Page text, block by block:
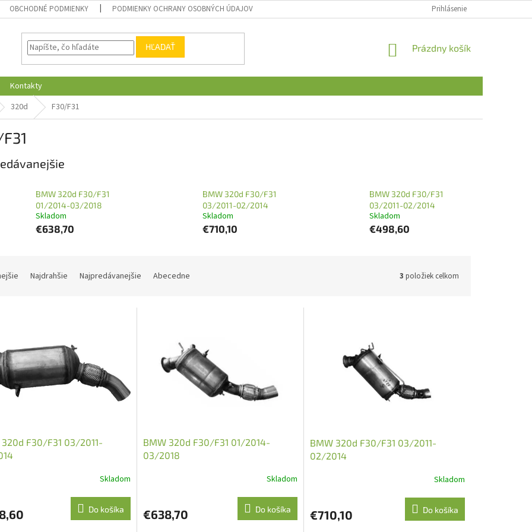
OBCHODNÉ PODMIENKY PODMIENKY OCHRANY OSOBNÝCH ÚDAJOV Prihlásenie
HĽADAŤ
NÁKUPNÝ
Prázdny košík
Kontakty
320d F30/F31
BMW 320d F30/F31
01/2014-03/2018
Skladom
€638,70
BMW 320d F30/F31
03/2011-02/2014
Skladom
€710,10
BMW 320d F30/F31
03/2011-02/2014
Skladom
€498,60
Najdrahšie Najpredávanejšie Abecedne 3 položiek celkom
320d F30/F31 03/2011-
Skladom
Do košíka
BMW 320d F30/F31 01/2014-
03/2018
Skladom
€638,70 Do košíka
BMW 320d F30/F31 03/2011-
02/2014
Skladom
€710,10 Do košíka